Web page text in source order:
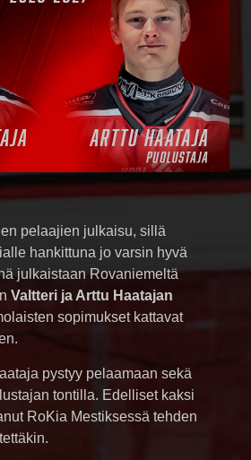
pelaajien julkaisu, sillä
hankittuna jo varsin hyvä
julkaistaan Rovaniemeltä
Valtteri ja Arttu Haatajan
sopimukset kattavat
pystyy pelaamaan sekä
tontilla. Edelliset kaksi
RoKia Mestiksessä tehden